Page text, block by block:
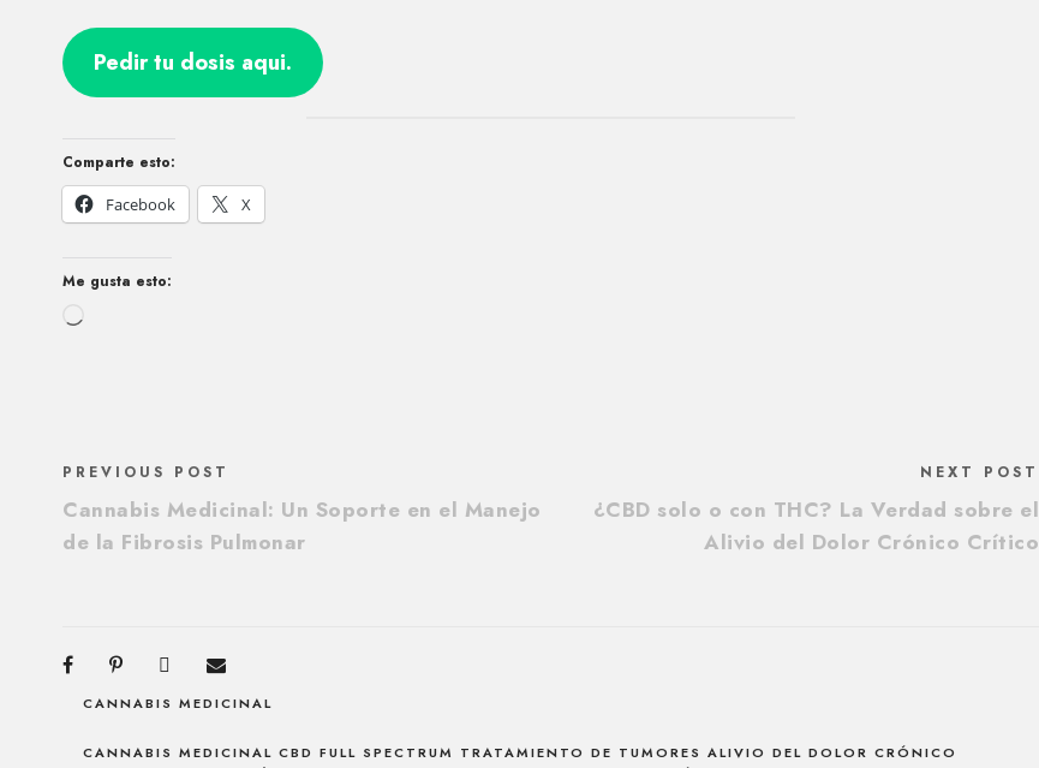
Pedir tu dosis aqui.
Comparte esto:
Facebook
X
Me gusta esto:
n
d
o
PREVIOUS POST
Cannabis Medicinal: Un Soporte en el Manejo
de la Fibrosis Pulmonar
NEXT POST
¿CBD solo o con THC? La Verdad sobre el
Alivio del Dolor Crónico Crítico
CANNABIS MEDICINAL
CANNABIS MEDICINAL CBD FULL SPECTRUM TRATAMIENTO DE TUMORES ALIVIO DEL DOLOR CRÓNICO